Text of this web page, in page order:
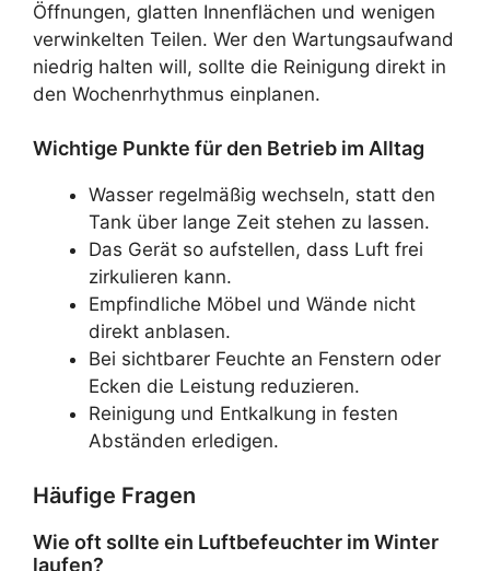
Öffnungen, glatten Innenflächen und wenigen
verwinkelten Teilen. Wer den Wartungsaufwand
niedrig halten will, sollte die Reinigung direkt in
den Wochenrhythmus einplanen.
Wichtige Punkte für den Betrieb im Alltag
Wasser regelmäßig wechseln, statt den
Tank über lange Zeit stehen zu lassen.
Das Gerät so aufstellen, dass Luft frei
zirkulieren kann.
Empfindliche Möbel und Wände nicht
direkt anblasen.
Bei sichtbarer Feuchte an Fenstern oder
Ecken die Leistung reduzieren.
Reinigung und Entkalkung in festen
Abständen erledigen.
Häufige Fragen
Wie oft sollte ein Luftbefeuchter im Winter
laufen?